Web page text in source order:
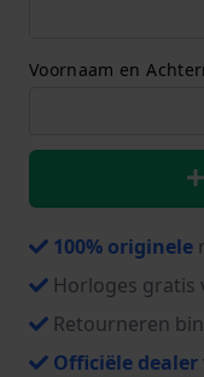
Voornaam en
100% originele
Horloges gratis
Retourneren
Officiële dealer